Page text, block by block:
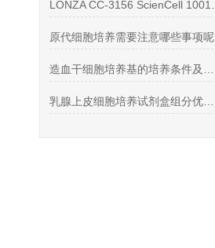
原代细胞培养需要注意哪些事项呢